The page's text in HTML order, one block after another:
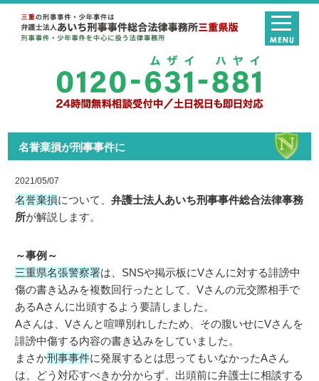
名誉棄損が刑事事件に
2021/05/07
名誉棄損について、弁護士法人あいち刑事事件総合法律事務
所が解説します。
～事例～
三重県名張警察署は、SNSや掲示板にVさんに対する誹謗中
傷の書き込みを複数回行ったとして、Vさんの元交際相手で
あるAさんに出頭するよう要請しました。
Aさんは、Vさんと喧嘩別れしたため、その腹いせにVさんを
誹謗中傷する内容の書き込みをしていました。
まさか刑事事件に発展するとは思ってもいなかったAさん
は、どう対応すべきか分からず、出頭前に弁護士に相談する